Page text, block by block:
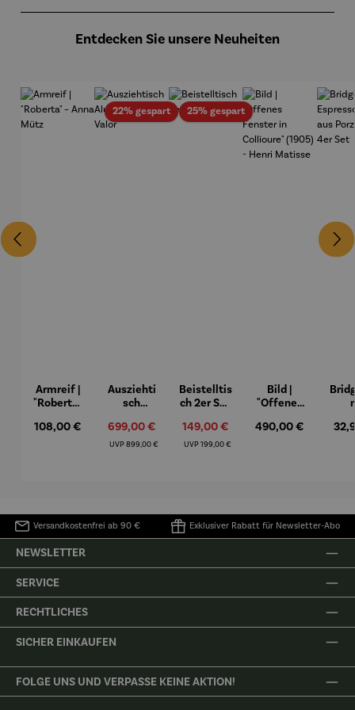
Entdecken Sie unsere Neuheiten
Armreif |
"Roberta"
Mütz
Regulärer Preis:
108,00 €
22% gespartRabatt
Ausziehti
sch
m – Valor
Verkaufspreis:
699,00 €
UVP Regulärer Preis:
899,00 €
25% gespartRabatt
Beistelltis
ch 2er Set
Verkaufspreis:
149,00 €
UVPRegulärer Preis:
199,00 €
Bild |
"Offenes
Collioure"
Regulärer Preis:
490,00 €
Versandkostenfrei ab 90 € Exklusiver Rabatt für Newsletter-Abo
NEWSLETTER
SERVICE
RECHTLICHES
SICHER EINKAUFEN
FOLGE UNS UND VERPASSE KEINE AKTION!